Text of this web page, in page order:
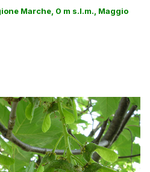
Marche, 0 m s.l.m., Maggio